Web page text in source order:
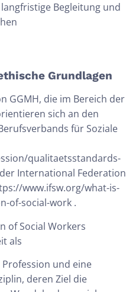
Begleitung und
Grundlagen
GGMH, die im Bereich der
sich an den
für Soziale
qualitaetsstandards-
International Federation
www.ifsw.org/what-is-
of-social-work .
of Social Workers
als
und eine
deren Ziel die